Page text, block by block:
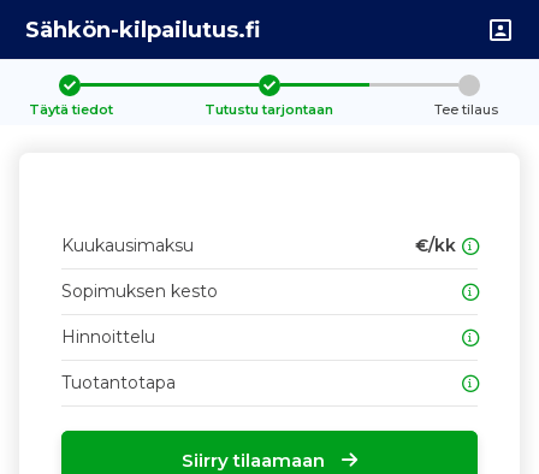
Sähkön-kilpailutus.fi
Täytä tiedot Tutustu tarjontaan Tee tilaus
Kuukausimaksu €/kk
Sopimuksen kesto
Hinnoittelu
Tuotantotapa
Siirry tilaamaan